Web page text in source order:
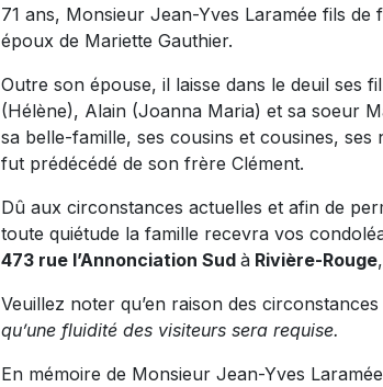
71 ans, Monsieur Jean-Yves Laramée fils
époux de Mariette Gauthier.
Outre son épouse, il laisse dans le deuil ses
(Hélène), Alain (Joanna Maria) et sa soeur
sa belle-famille, ses cousins et cousines, ses
fut prédécédé de son frère Clément.
Dû aux circonstances actuelles et afin de
toute quiétude la famille recevra vos
473 rue l’Annonciation Sud à Rivière-Rouge
Veuillez noter qu’en raison des
qu’une fluidité des visiteurs sera requise.
En mémoire de Monsieur Jean-Yves